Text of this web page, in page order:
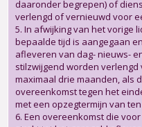
daaronder begrepen) of
verlengd of vernieuwd voor
5. In afwijking van het vorige
bepaalde tijd is aangegaan
afleveren van dag- nieuws-
stilzwijgend worden
maximaal drie maanden, als
overeenkomst tegen het
met een opzegtermijn van
6. Een overeenkomst die